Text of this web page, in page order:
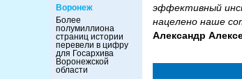
Воронеж
Более
полумиллиона
страниц истории
перевели в цифру
для Госархива
Воронежской
области
эффективный
нацелено наше
Александр